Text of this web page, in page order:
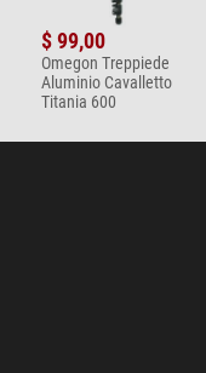
$ 99,00
Omegon Treppiede
Aluminio Cavalletto
Titania 600